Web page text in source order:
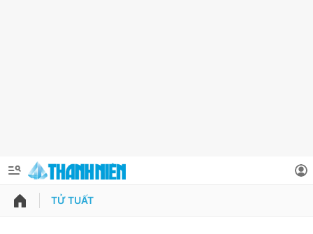
QUẢNG CÁO
TỬ TUẤT